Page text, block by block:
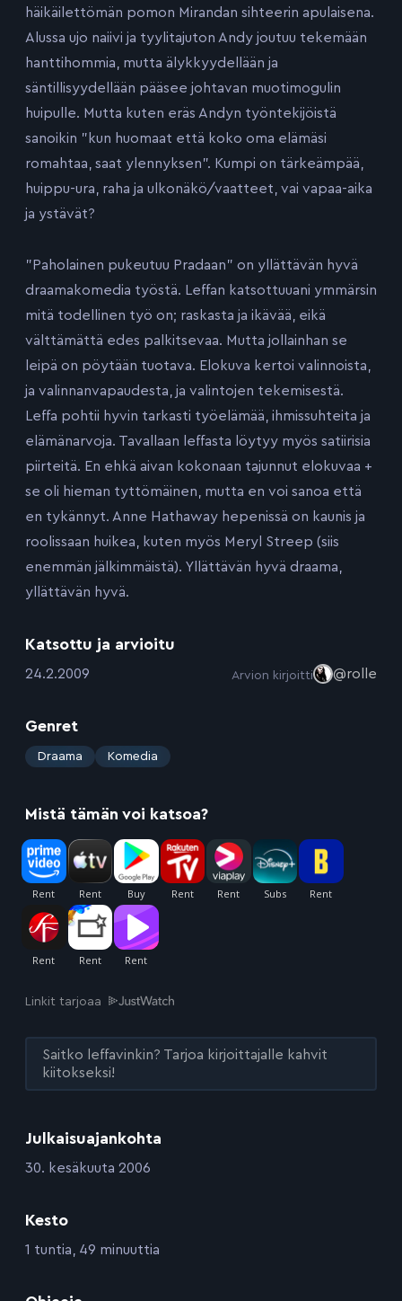
Julkaisuajankohta
:30. kesäkuuta 2006
Kesto
:1 tuntia, 49 minuuttia
häikäilettömän pomon Mirandan sihteerin apulaisena.
Alussa ujo naiivi ja tyylitajuton Andy joutuu tekemään
hanttihommia, mutta älykkyydellään ja
säntillisyydellään pääsee johtavan muotimogulin
huipulle. Mutta kuten eräs Andyn työntekijöistä
sanoikin ”kun huomaat että koko oma elämäsi
romahtaa, saat ylennyksen”. Kumpi on tärkeämpää,
huippu-ura, raha ja ulkonäkö/vaatteet, vai vapaa-aika
ja ystävät?
”Paholainen pukeutuu Pradaan” on yllättävän hyvä
draamakomedia työstä. Leffan katsottuuani ymmärsin
mitä todellinen työ on; raskasta ja ikävää, eikä
välttämättä edes palkitsevaa. Mutta jollainhan se
leipä on pöytään tuotava. Elokuva kertoi valinnoista,
ja valinnanvapaudesta, ja valintojen tekemisestä.
Leffa pohtii hyvin tarkasti työelämää, ihmissuhteita ja
elämänarvoja. Tavallaan leffasta löytyy myös satiirisia
piirteitä. En ehkä aivan kokonaan tajunnut elokuvaa +
se oli hieman tyttömäinen, mutta en voi sanoa että
en tykännyt. Anne Hathaway hepenissä on kaunis ja
roolissaan huikea, kuten myös Meryl Streep (siis
enemmän jälkimmäistä). Yllättävän hyvä draama,
yllättävän hyvä.
Katsottu ja arvioitu
:24.2.2009 Arvion kirjoitti @rolle
Genret
: Draama Komedia
Mistä tämän voi katsoa?
Linkit tarjoaa
Saitko leffavinkin? Tarjoa kirjoittajalle kahvit
kiitokseksi!